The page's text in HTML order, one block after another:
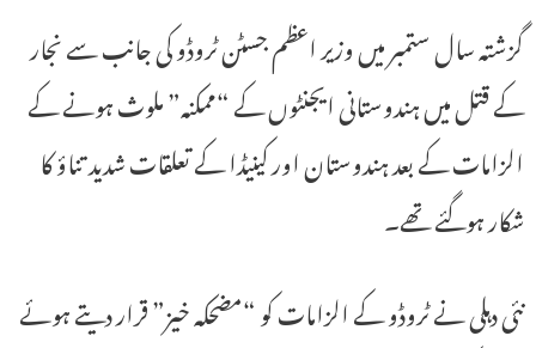
گزشتہ سال ستمبر میں وزیر اعظم جسٹن ٹروڈو کی جانب سے نجار
کے قتل میں ہندوستانی ایجنٹوں کے “ممکنہ” ملوث ہونے کے
الزامات کے بعد ہندوستان اور کینیڈا کے تعلقات شدید تناؤ کا
شکار ہوگئے تھے۔
نئی دہلی نے ٹروڈو کے الزامات کو “مضحکہ خیز” قرار دیتے ہوئے